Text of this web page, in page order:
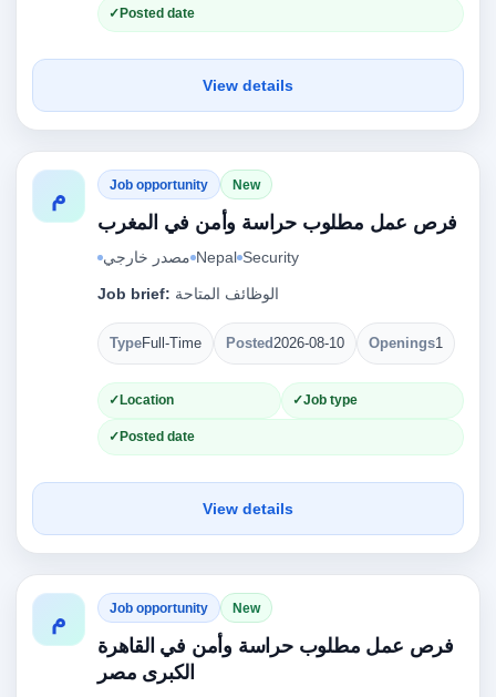
Posted date
View details
م Job opportunity New
فرص عمل مطلوب حراسة وأمن في المغرب
مصدر خارجي Nepal Security
Job brief: الوظائف المتاحة
TypeFull-Time Posted2026-08-10 Openings1
Location Job type
Posted date
View details
م Job opportunity New
فرص عمل مطلوب حراسة وأمن في القاهرة
الكبرى مصر